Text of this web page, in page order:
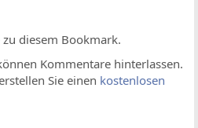
diesem Bookmark.
Kommentare hinterlassen.
Sie einen kostenlosen